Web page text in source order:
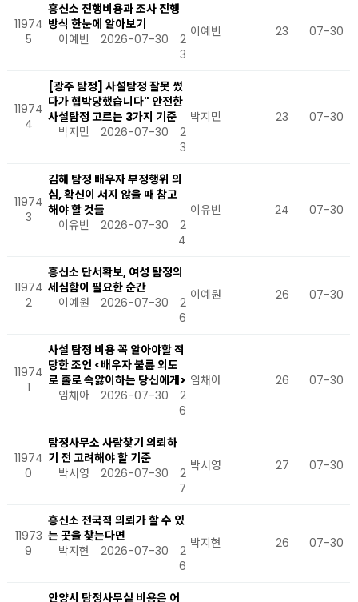
11974
5
흥신소 진행비용과 조사 진행
방식 한눈에 알아보기
이예빈
2026-07-30
2
3
이예빈 23 07-30
11974
4
[광주 탐정] 사설탐정 잘못 썼
다가 협박당했습니다" 안전한
사설탐정 고르는 3가지 기준
박지민
2026-07-30
2
3
박지민 23 07-30
11974
3
김해 탐정 배우자 부정행위 의
심, 확신이 서지 않을 때 참고
해야 할 것들
이유빈
2026-07-30
2
4
이유빈 24 07-30
11974
2
흥신소 단서확보, 여성 탐정의
세심함이 필요한 순간
이예원
2026-07-30
2
6
이예원 26 07-30
11974
1
사설 탐정 비용 꼭 알아야할 적
당한 조언 <배우자 불륜 외도
로 홀로 속앓이하는 당신에게>
임채아
2026-07-30
2
6
임채아 26 07-30
11974
0
탐정사무소 사람찾기 의뢰하
기 전 고려해야 할 기준
박서영
2026-07-30
2
7
박서영 27 07-30
11973
9
흥신소 전국적 의뢰가 할 수 있
는 곳을 찾는다면
박지현
2026-07-30
2
6
박지현 26 07-30
안양시 탐정사무실 비용은 어